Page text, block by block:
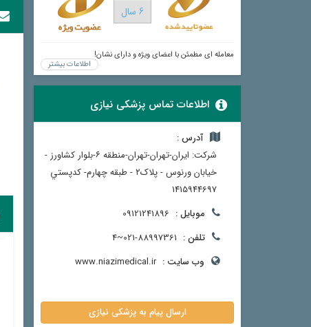
6 سال
معامله ای مطمئن با اعضای ویژه و دارای نشان!
اطلاعات بیشتر
اطلاعات تماس پزشکی نیازی
آدرس :
شرکت: ایران-تهران-تهران-منطقه ۶-بلوار کشاورز -
خیابان ورنوس - پلاک۲ - طبقه چهارم- کدپستي
1415944697
موبایل : 09121241896
تلفن : 021-88997361~4
وب سایت : www.niazimedical.ir
ارسال پیام به پزشکی نیازی